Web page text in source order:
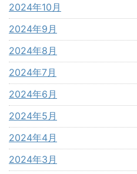
2024年10月
2024年9月
2024年8月
2024年7月
2024年6月
2024年5月
2024年4月
2024年3月